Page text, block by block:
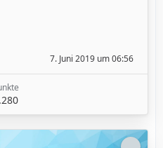
7. Juni 2019 um 06:56